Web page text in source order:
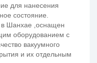
для нанесения
состояние.
Шанхае ,оснащен
оборудованием с
вакуумного
и их отдельным